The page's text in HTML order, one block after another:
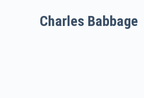
Charles Babbage